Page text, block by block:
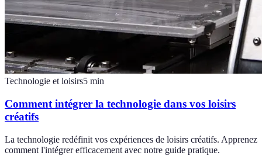
Technologie et loisirs5 min
Comment intégrer la technologie dans vos loisirs
créatifs
La technologie redéfinit vos expériences de loisirs créatifs. Apprenez
comment l'intégrer efficacement avec notre guide pratique.